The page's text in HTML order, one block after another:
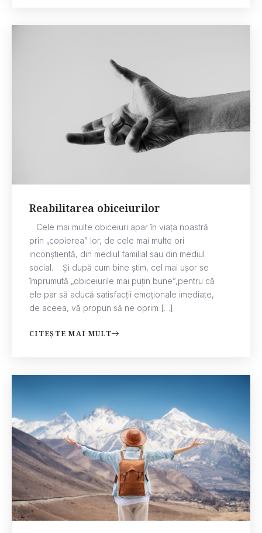
Reabilitarea obiceiurilor
Cele mai multe obiceiuri apar în viața noastră
prin „copierea” lor, de cele mai multe ori
inconștientă, din mediul familial sau din mediul
social. Și după cum bine știm, cel mai ușor se
împrumută „obiceiurile mai puțin bune”,pentru că
ele par să aducă satisfacții emoționale imediate,
de aceea, vă propun să ne oprim […]
CITEȘTE MAI MULT